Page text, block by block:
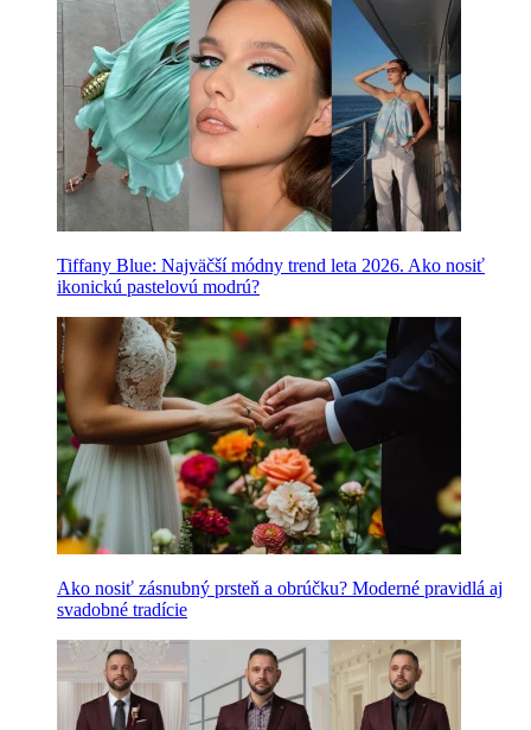
Tiffany Blue: Najväčší módny trend leta 2026. Ako nosiť
ikonickú pastelovú modrú?
Ako nosiť zásnubný prsteň a obrúčku? Moderné pravidlá aj
svadobné tradície